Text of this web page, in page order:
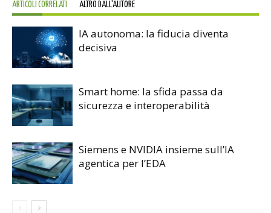
ARTICOLI CORRELATI ALTRO DALL'AUTORE
IA autonoma: la fiducia diventa
decisiva
Smart home: la sfida passa da
sicurezza e interoperabilità
Siemens e NVIDIA insieme sull’IA
agentica per l’EDA